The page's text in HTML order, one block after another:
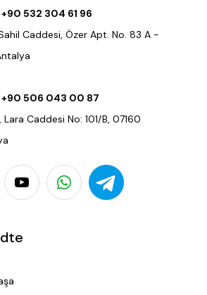
+90 532 304 61 96
Caddesi, Özer Apt. No. 83 A -
+90 506 043 00 87
Lara Caddesi No: 101/B, 07160